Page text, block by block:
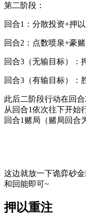
第二阶段：
回合1： 分散投资+押
回合2： 点数喷泉+豪
回合3（无输目标）：
回合3（有输目标）：
此后二阶段行动在回
从回合1依次往下开始
回合1赌局 （赌局回合
这边就放一下诡弈砂
和回能即可~
押以重注